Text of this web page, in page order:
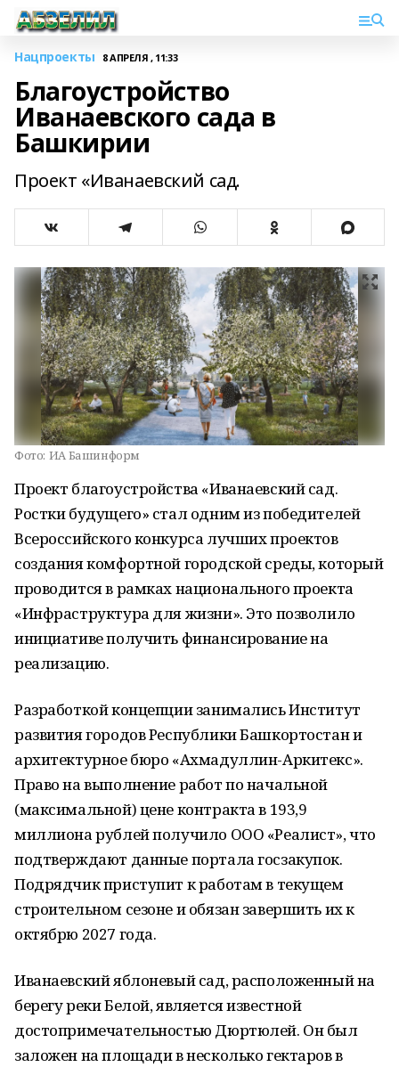
Нацпроекты 8 АПРЕЛЯ , 11:33
Благоустройство
Иванаевского сада в
Башкирии
Проект «Иванаевский сад.
Фото: ИА Башинформ
Проект благоустройства «Иванаевский сад.
Ростки будущего» стал одним из победителей
Всероссийского конкурса лучших проектов
создания комфортной городской среды, который
проводится в рамках национального проекта
«Инфраструктура для жизни». Это позволило
инициативе получить финансирование на
реализацию.
Разработкой концепции занимались Институт
развития городов Республики Башкортостан и
архитектурное бюро «Ахмадуллин-Аркитекс».
Право на выполнение работ по начальной
(максимальной) цене контракта в 193,9
миллиона рублей получило ООО «Реалист», что
подтверждают данные портала госзакупок.
Подрядчик приступит к работам в текущем
строительном сезоне и обязан завершить их к
октябрю 2027 года.
Иванаевский яблоневый сад, расположенный на
берегу реки Белой, является известной
достопримечательностью Дюртюлей. Он был
заложен на площади в несколько гектаров в